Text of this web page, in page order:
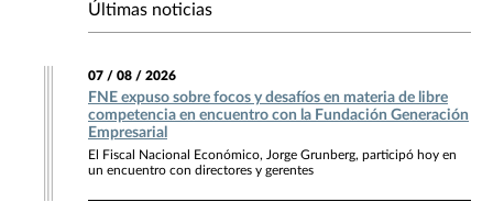
Últimas noticias
07 / 08 / 2026
FNE expuso sobre focos y desafíos en materia de libre
competencia en encuentro con la Fundación Generación
Empresarial
El Fiscal Nacional Económico, Jorge Grunberg, participó hoy en
un encuentro con directores y gerentes